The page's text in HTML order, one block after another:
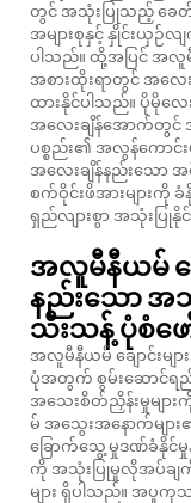
တွင် အသုံးပြုသည့် ခေ
အများစုနှင့် နှိုင်းယှဉ်လျ
ပါသည်။ ထို့အပြင် အလူ
အစားထိုးရာတွင် အလေ
ထားနိုင်ပါသည်။ ပိုမိုလေ
အလေးချိန်အောက်တွင်
ပစ္စည်း၏ အလွန်ကောင်းမွ
အလေးချိန်နည်းသော
စက်ဝိုင်းဖိအားများကို
ရှည်လျားစွာ အသုံးပ
အလူမီနီယမ် ချ
နည်းသော အ
သီးသန့် ပုံစံဖေ
အလူမီနီယမ် ချောင်းမ
ပုံအတွက် စွမ်းဆောင်ရ
အသေးစိတ်ညှိန်းမှုမျာ
မ် အသွေးအနောက်မျာ
ခြောက်သွေ့မှုဒဏ်ခံနိုင်မှု
ကို အသုံးပြုမှုလိုအပ်ချက်မ
များ ရှိပါသည်။ အပူကု